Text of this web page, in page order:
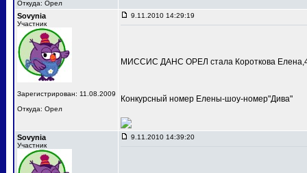
Откуда: Орел
Sovynia
Участник
Зарегистрирован: 11.08.2009
Откуда: Орел
9.11.2010 14:29:19
МИССИС ДАНС ОРЕЛ стала Короткова
Конкурсный номер Елены-шоу-номер"Дива"
Sovynia
Участник
9.11.2010 14:39:20